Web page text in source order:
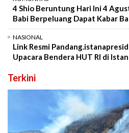
4 Shio Beruntung Hari Ini 4
Babi Berpeluang Dapat Kabar
NASIONAL
Link Resmi
Upacara Bendera HUT RI di
Terkini